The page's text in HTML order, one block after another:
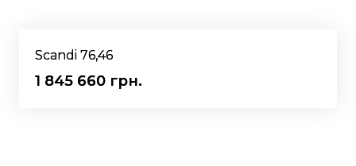
Scandi 76,46
1 845 660 грн.